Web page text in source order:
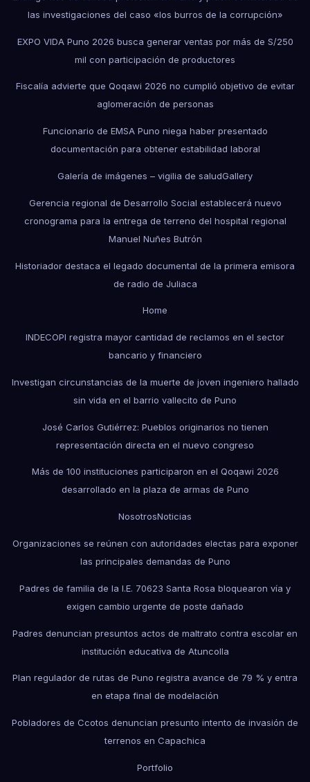
las investigaciones del caso «los burros de la corrupción»
EXPO VIDA Puno 2026 busca generar ventas por más de S/250
mil con participación de productores
Fiscalía advierte que Qoqawi 2026 no cumplió objetivo de evitar
aglomeración de personas
Funcionario de EMSA Puno niega haber presentado
documentación para obtener estabilidad laboral
Galería de imágenes – vigilia de saludGallery
Gerencia regional de Desarrollo Social establecerá nuevo
cronograma para la entrega de terreno del hospital regional
Manuel Nuñes Butrón
Historiador destaca el legado documental de la primera emisora
de radio de Juliaca
Home
INDECOPI registra mayor cantidad de reclamos en el sector
bancario y financiero
Investigan circunstancias de la muerte de joven ingeniero hallado
sin vida en el barrio vallecito de Puno
José Carlos Gutiérrez: Pueblos originarios no tienen
representación directa en el nuevo congreso
Más de 100 instituciones participaron en el Qoqawi 2026
desarrollado en la plaza de armas de Puno
NosotrosNoticias
Organizaciones se reúnen con autoridades electas para exponer
las principales demandas de Puno
Padres de familia de la I.E. 70623 Santa Rosa bloquearon vía y
exigen cambio urgente de poste dañado
Padres denuncian presuntos actos de maltrato contra escolar en
institución educativa de Atuncolla
Plan regulador de rutas de Puno registra avance de 79 % y entra
en etapa final de modelación
Pobladores de Ccotos denuncian presunto intento de invasión de
terrenos en Capachica
Portfolio